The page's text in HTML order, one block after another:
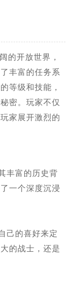
的开放世界，
丰富的任务系
等级和技能，
密。玩家不仅
家展开激烈的
丰富的历史背
一个深度沉浸
己的喜好来定
的战士，还是